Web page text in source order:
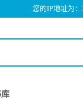
您的IP地址为：